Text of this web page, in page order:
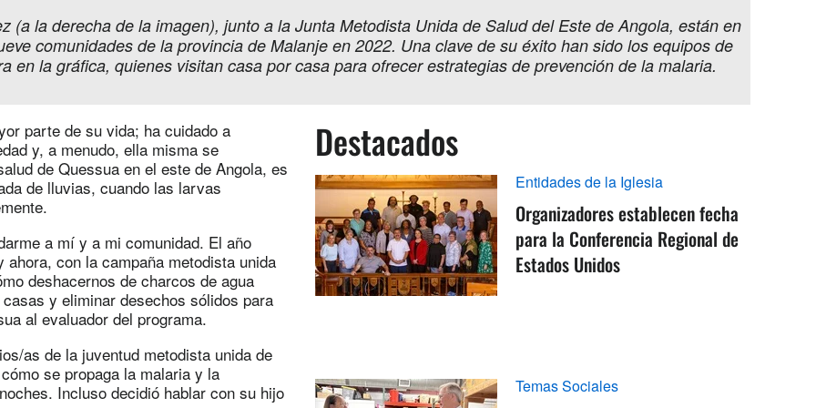
(a la derecha de la imagen), junto a la Junta Metodista Unida de Salud del Este de Angola, están en
comunidades de la provincia de Malanje en 2022. Una clave de su éxito han sido los equipos de
en la gráfica, quienes visitan casa por casa para ofrecer estrategias de prevención de la malaria.
parte de su vida; ha cuidado a
y, a menudo, ella misma se
de Quessua en el este de Angola, es
de lluvias, cuando las larvas
a mí y a mi comunidad. El año
con la campaña metodista unida
deshacernos de charcos de agua
y eliminar desechos sólidos para
al evaluador del programa.
as de la juventud metodista unida de
se propaga la malaria y la
Incluso decidió hablar con su hijo
Destacados
Entidades de la Iglesia
Organizadores establecen fecha
para la Conferencia Regional de
Estados Unidos
Temas Sociales